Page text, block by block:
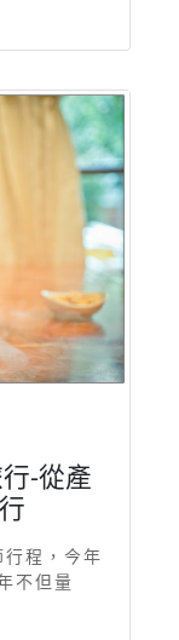
-從產
程，今年
不但量